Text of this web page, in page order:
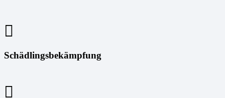
Schädlingsbekämpfung